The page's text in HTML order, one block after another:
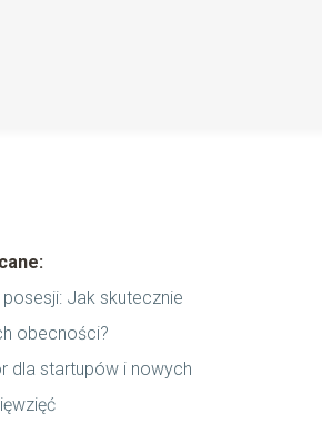
Jak skutecznie
obecności?
dla startupów i nowych